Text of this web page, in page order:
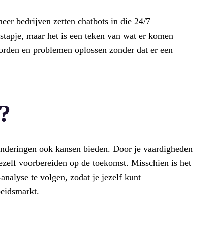
bedrijven zetten chatbots in die 24/7
maar het is een teken van wat er komen
en problemen oplossen zonder dat er een
ook kansen bieden. Door je vaardigheden
voorbereiden op de toekomst. Misschien is het
te volgen, zodat je jezelf kunt